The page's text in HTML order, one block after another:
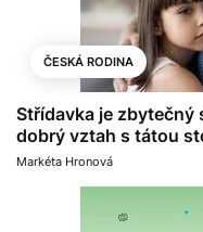
ČESKÁ RODINA
Střídavka je zbytečný
dobrý vztah s tátou
Markéta Hronová